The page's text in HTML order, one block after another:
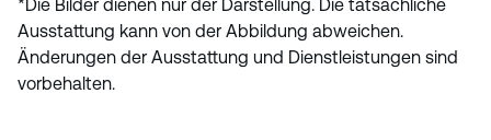
*Die Bilder dienen nur der Darstellung. Die tatsächliche
Ausstattung kann von der Abbildung abweichen.
Änderungen der Ausstattung und Dienstleistungen sind
vorbehalten.